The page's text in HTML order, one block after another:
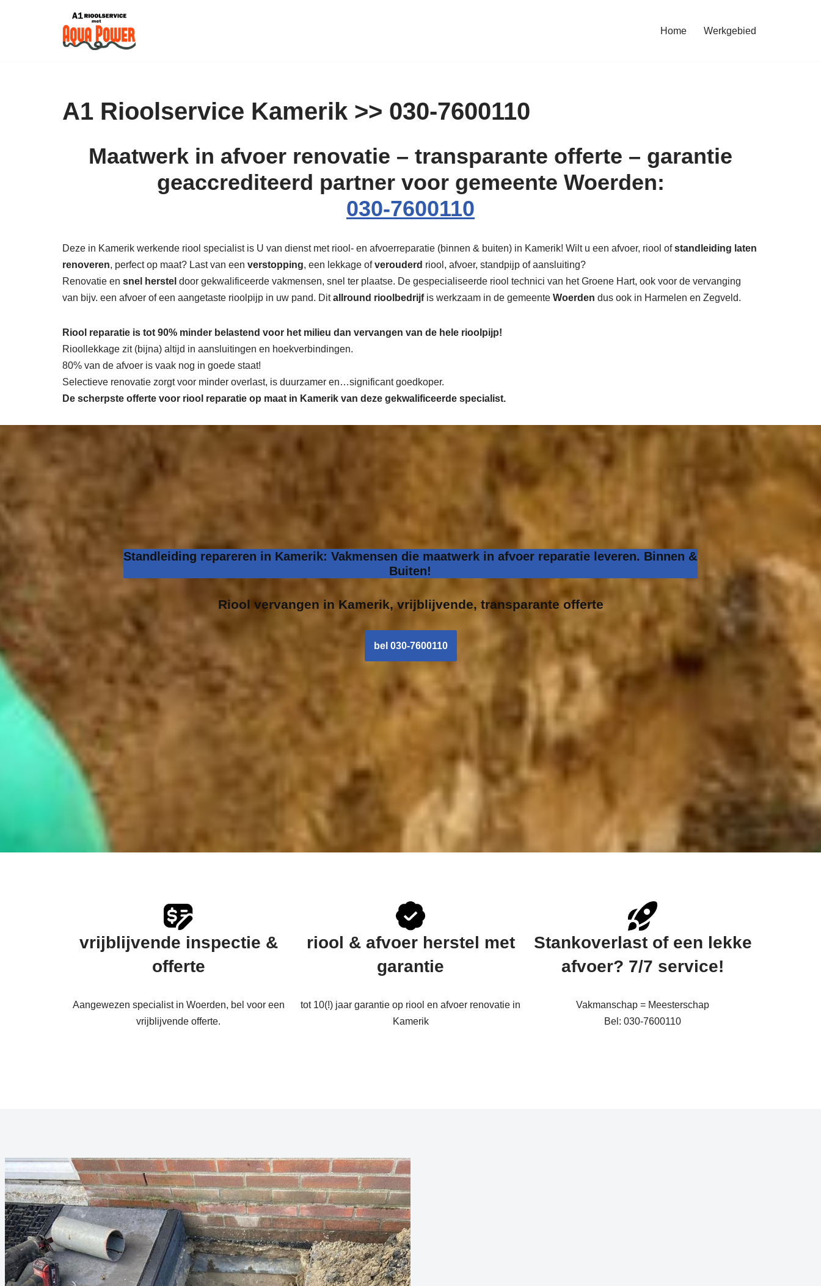
Home Werkgebied
A1 Rioolservice Kamerik >> 030-7600110
Maatwerk in afvoer renovatie – transparante offerte – garantie
geaccrediteerd partner voor gemeente Woerden:
030-7600110
Deze in Kamerik werkende riool specialist is U van dienst met riool- en afvoerreparatie (binnen & buiten) in Kamerik! Wilt u een afvoer, riool ofstandleiding laten
renoveren, perfect op maat? Last van een verstopping, een lekkage ofverouderd riool, afvoer, standpijp of aansluiting?
Renovatie en snel herstel door gekwalificeerde vakmensen, snel ter plaatse. De gespecialiseerde riool technici van het Groene Hart, ook voor de vervanging
van bijv. een afvoer of een aangetaste rioolpijp in uw pand. Ditallround rioolbedrijfis werkzaam in de gemeente Woerden dus ook in Harmelen en Zegveld.
Riool reparatie is tot 90% minder belastend voor het milieu dan vervangen van de hele rioolpijp!
Rioollekkage zit (bijna) altijd in aansluitingen en hoekverbindingen.
80% van de afvoer is vaak nog in goede staat!
Selectieve renovatie zorgt voor minder overlast, is duurzamer en…significant goedkoper.
De scherpste offerte voor riool reparatie op maat in Kamerik van deze gekwalificeerde specialist.
Standleiding repareren in Kamerik: Vakmensen die maatwerk in afvoer reparatie leveren. Binnen &
Buiten!
Riool vervangen in Kamerik, vrijblijvende, transparante offerte
bel 030-7600110
vrijblijvende inspectie &
offerte
Aangewezen specialist in Woerden, bel voor een
vrijblijvende offerte.
riool & afvoer herstel met
garantie
tot 10(!) jaar garantie op riool en afvoer renovatie in
Kamerik
Stankoverlast of een lekke
afvoer? 7/7 service!
Vakmanschap = Meesterschap
Bel: 030-7600110